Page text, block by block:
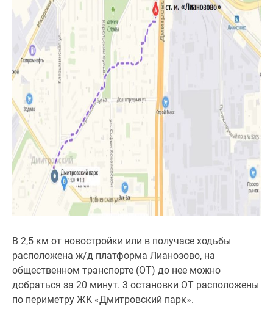
В 2,5 км от новостройки или в получасе ходьбы
расположена ж/д платформа Лианозово, на
общественном транспорте (ОТ) до нее можно
добраться за 20 минут. 3 остановки ОТ расположены
по периметру ЖК «Дмитровский парк».